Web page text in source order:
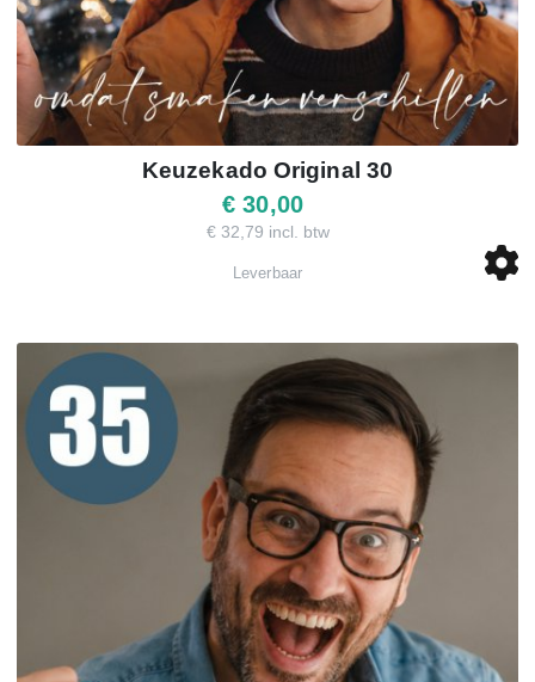
Keuzekado Original 30
€ 30,00
€ 32,79 incl. btw
Leverbaar